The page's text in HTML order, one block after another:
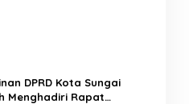
DPRD Kota Sungai
Menghadiri Rapat